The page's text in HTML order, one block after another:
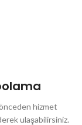
hizmet
ulaşabilirsiniz.